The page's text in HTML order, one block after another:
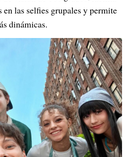
en las selfies grupales y permite
dinámicas.